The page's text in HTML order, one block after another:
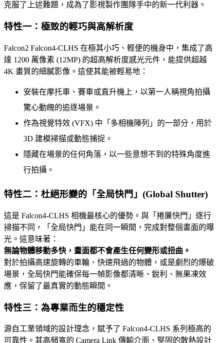
克服了上述難題，成為了影視製作團隊手中的新一代利器。
特性一：極致的輕巧與高解析度
Falcon2 Falcon4-CLHS 在極其小巧、輕便的機身中，集成了高
達 1200 萬像素 (12MP) 的超高解析度感光元件，能提供超越
4K 畫質的細膩影像。這使其能被輕易地：
安裝在摩托車、賽車或直升機上，以第一人稱視角拍攝
驚心動魄的追逐場景。
作為視覺特效 (VFX) 中「多相機陣列」的一部分，用於
3D 建模掃描或動態捕捉。
隱藏在場景的任何角落，以一些意想不到的特殊角度進
行拍攝。
特性二：杜絕形變的「全局快門」(Global Shutter)
這是 Falcon4-CLHS 相機最核心的優勢。與「捲簾快門」逐行
掃描不同，「全局快門」能在同一瞬間，完成對整個畫面的曝
光。這意味著：
無論物體移動多快，畫面都不會產生任何變形或扭曲。
對於拍攝高速旋轉的車輪、快速飛過的物體，或是劇烈的爆破
場景，全局快門能確保每一幀影像都清晰、銳利、無果凍效
應，保留了最真實的動態瞬間。
特性三：為專業而生的穩定性
源自工業領域的設計理念，賦予了 Falcon4-CLHS 系列極高的
可靠性。其高頻寬的 Camera Link 傳輸介面、堅固的散熱設計